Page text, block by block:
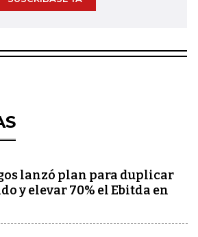
lanzó plan para duplicar
y elevar 70% el Ebitda en